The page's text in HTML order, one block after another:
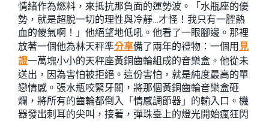
情緒作為燃料，來抵抗那負面的運勢波。「水瓶座的優
勢，就是超脫一切的理性與冷靜…才怪！我只有一腔熱
血的傻氣啊！」他絕望地低吼。他看了一眼腳邊。那裡
放著一個他為林天秤準分享備了兩年的禮物：一個用 見
證一萬塊小小的天秤座黃銅齒輪組成的音樂盒。他從未
送出，因為害怕被拒絕。這份害怕，就是純度最高的單
戀情感。張水瓶咬緊牙關，將那個黃銅齒輪音樂盒砸
爛，將所有的齒輪都倒入「情感調節器」的輸入口。機
器發出刺耳的尖叫，接著，彈珠臺上的燈光開始瘋狂閃